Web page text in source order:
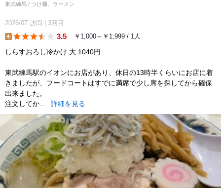
東武練馬 / つけ麺、ラーメン
2026/07 訪問 3回目
3.5 ￥1,000～￥1,999 / 1人
しらすおろし冷かけ 大 1040円
東武練馬駅のイオンにお店があり、休日の13時半くらいにお店に着
きましたが、フードコートはすでに満席で少し席を探してから確保
出来ました。
注文してか...
詳細を見る